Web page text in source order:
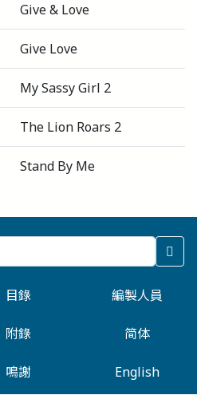
Give & Love
Give Love
My Sassy Girl 2
The Lion Roars 2
Stand By Me
目錄 編製人員
附錄 简体
鳴謝 English